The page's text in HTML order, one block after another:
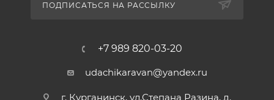
ПОДПИСАТЬСЯ НА РАССЫЛКУ
+7 989 820-03-20
udachikaravan@yandex.ru
г. Курганинск, ул.Степана Разина, д.